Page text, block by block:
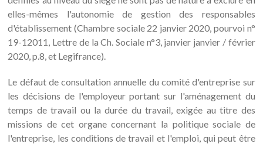
elles-mêmes l'autonomie de gestion des responsables
d'établissement (Chambre sociale 22 janvier 2020, pourvoi n°
19-12011, Lettre de la Ch. Sociale n°3, janvier janvier / février
2020, p.8, et Legifrance).
Le défaut de consultation annuelle du comité d'entreprise sur
les décisions de l'employeur portant sur l'aménagement du
temps de travail ou la durée du travail, exigée au titre des
missions de cet organe concernant la politique sociale de
l'entreprise, les conditions de travail et l'emploi, qui peut être